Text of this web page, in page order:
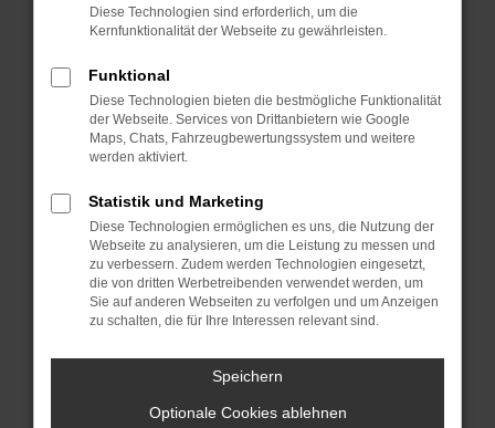
können das Laden bestimmter Seiten
verhindern. Funktioniert die Seite in einem
anderen Browser oder in einem privaten
Fenster?
Starte dein Gerät neu.
Das kann manchmal helfen,
Stelle sicher, dass dein Browser und dein
Betriebssystem auf dem neuesten Stand
sind.
Veraltete Software birgt nicht nur ein
Sicherheitsrisiko, sondern kann auch dazu
führen, dass bestimmte Funktionen nicht
mehr unterstützt werden.
Wende dich an den Webseitenbetreiber.
Diese Technologien sind erforderlich, um die
Kernfunktionalität der Webseite zu gewährleisten.
Funktional
Diese Technologien bieten die bestmögliche Funktionalität
der Webseite. Services von Drittanbietern wie Google
Maps, Chats, Fahrzeugbewertungssystem und weitere
werden aktiviert.
Statistik und Marketing
Diese Technologien ermöglichen es uns, die Nutzung der
Webseite zu analysieren, um die Leistung zu messen und
zu verbessern. Zudem werden Technologien eingesetzt,
die von dritten Werbetreibenden verwendet werden, um
Sie auf anderen Webseiten zu verfolgen und um Anzeigen
zu schalten, die für Ihre Interessen relevant sind.
Speichern
Optionale Cookies ablehnen